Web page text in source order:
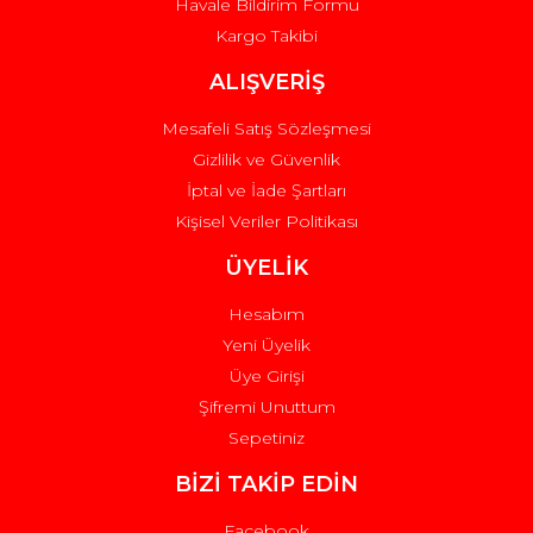
Gönder
Havale Bildirim Formu
Kargo Takibi
ALIŞVERİŞ
Mesafeli Satış Sözleşmesi
Gizlilik ve Güvenlik
İptal ve İade Şartları
Kişisel Veriler Politikası
ÜYELİK
Hesabım
Yeni Üyelik
Üye Girişi
Şifremi Unuttum
Sepetiniz
BİZİ TAKİP EDİN